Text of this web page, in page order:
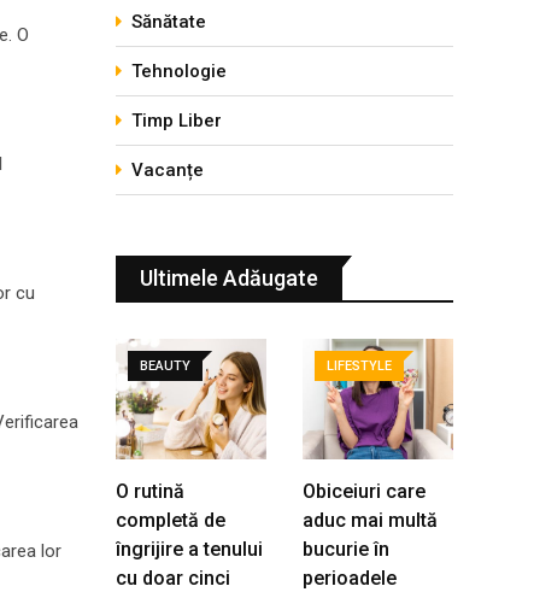
O
cu
lor
Sănătate
Tehnologie
Timp Liber
Vacanțe
Ultimele Adăugate
BEAUTY
O rutină
completă de
îngrijire a tenului
cu doar cinci
LIFESTYLE
Obiceiuri care
aduc mai multă
bucurie în
perioadele